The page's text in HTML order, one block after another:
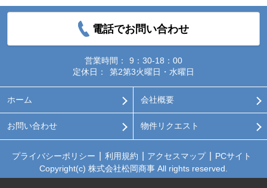
電話でお問い合わせ
営業時間：
9：30-18：00
定休日：
第2第3火曜日・水曜日
ホーム 会社概要
お問い合わせ 物件リクエスト
プライバシーポリシー 利用規約 アクセスマップ
PCサイト
Copyright(c) 株式会社松岡商事 All rights reserved.